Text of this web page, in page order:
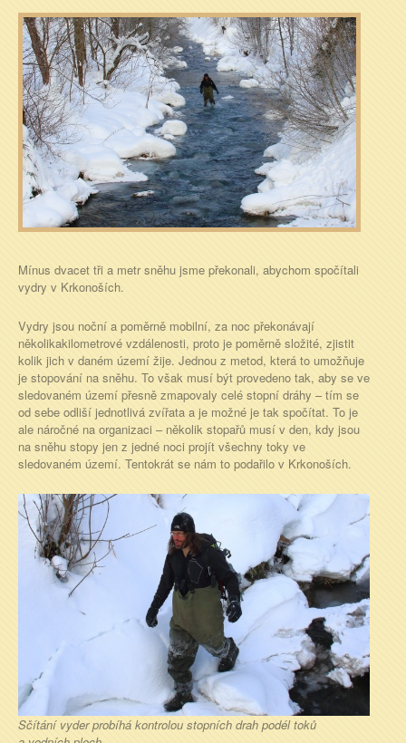
Mínus dvacet tři a metr sněhu jsme překonali, abychom spočítali
vydry v Krkonoších.
Vydry jsou noční a poměrně mobilní, za noc překonávají
několikakilometrové vzdálenosti, proto je poměrně složité, zjistit
kolik jich v daném území žije. Jednou z metod, která to umožňuje
je stopování na sněhu. To však musí být provedeno tak, aby se ve
sledovaném území přesně zmapovaly celé stopní dráhy – tím se
od sebe odliší jednotlivá zvířata a je možné je tak spočítat. To je
ale náročné na organizaci – několik stopařů musí v den, kdy jsou
na sněhu stopy jen z jedné noci projít všechny toky ve
sledovaném území. Tentokrát se nám to podařilo v Krkonoších.
Sčítání vyder probíhá kontrolou stopních drah podél toků